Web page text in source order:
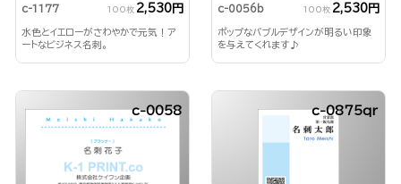
c-1177 100枚 2,530円
水色とイエローがさわやかで元気！ア
ートなビジネス名刺。
c-0056b 100枚 2,530円
ポップなバブルデザインが明るい印象
を与えてくれます♪
c-0058 c-0875qr